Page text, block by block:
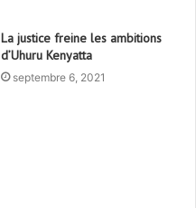
La justice freine les ambitions
d’Uhuru Kenyatta
septembre 6, 2021